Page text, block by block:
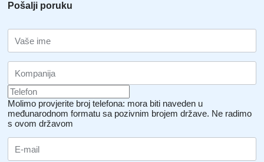
Pošalji poruku
Molimo provjerite broj telefona: mora biti naveden u
međunarodnom formatu sa pozivnim brojem države. Ne radimo
s ovom državom